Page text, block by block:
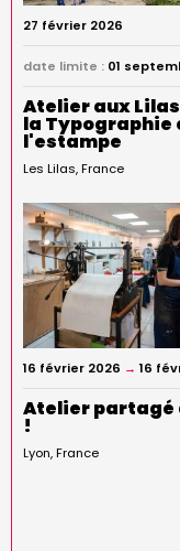
27 février 2026
date limite : 01
Atelier aux
la Typographie
l'estampe
Les Lilas France
16 février 2026 → 16
Atelier partagé
!
Lyon France